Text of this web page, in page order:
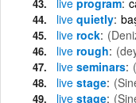
live quietly
live rock
live rough
live seminars
live stage
live stage